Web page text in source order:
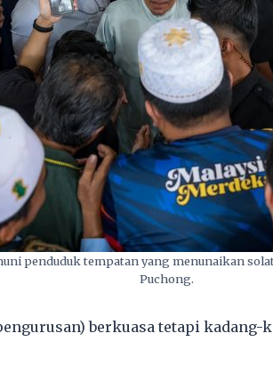
penduduk tempatan yang menunaikan
Puchong.
berkuasa tetapi